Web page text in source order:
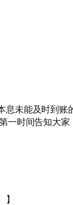
未能及时到
一时间告知大家